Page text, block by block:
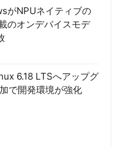
NPUネイティブの
のオンデバイスモデ
6.18 LTSへアップグ
で開発環境が強化